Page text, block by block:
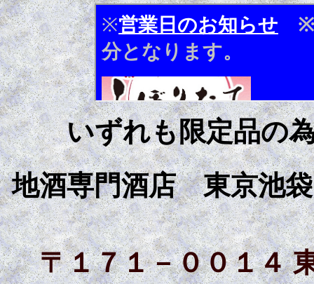
いずれも限定品の
地酒専門酒店 東京池袋
〒１７１－００１４